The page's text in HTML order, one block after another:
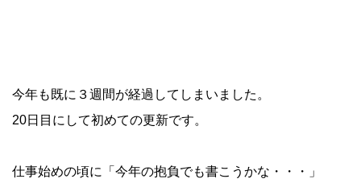
今年も既に３週間が経過してしまいました。
20日目にして初めての更新です。
仕事始めの頃に「今年の抱負でも書こうかな・・・」